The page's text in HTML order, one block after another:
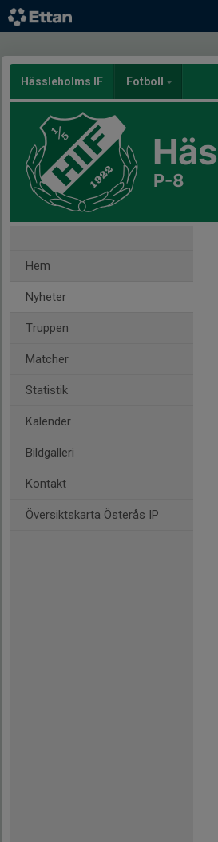
Hässleholms IF Fotboll
P-8
Hem
Nyheter
Truppen
Matcher
Statistik
Kalender
Bildgalleri
Kontakt
Översiktskarta Österås IP